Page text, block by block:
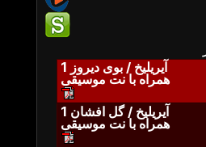
آیریلیخ / بوی دیروز 1
همراه با نت موسیقی
آیریلیخ / گل افشان 1
همراه با نت موسیقی